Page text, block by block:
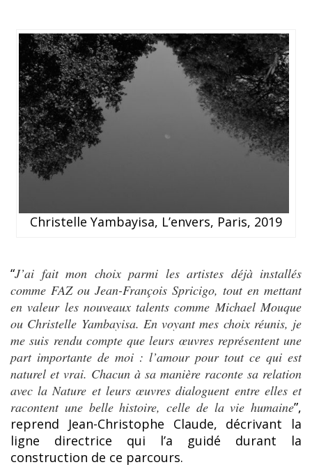
Christelle Yambayisa, L’envers, Paris, 2019
“J’ai fait mon choix parmi les artistes déjà installés
comme FAZ ou Jean-François Spricigo, tout en mettant
en valeur les nouveaux talents comme Michael Mouque
ou Christelle Yambayisa. En voyant mes choix réunis, je
me suis rendu compte que leurs œuvres représentent une
part importante de moi : l’amour pour tout ce qui est
naturel et vrai. Chacun à sa manière raconte sa relation
avec la Nature et leurs œuvres dialoguent entre elles et
racontent une belle histoire, celle de la vie humaine”,
reprend Jean-Christophe Claude, décrivant la
ligne directrice qui l’a guidé durant la
construction de ce parcours.